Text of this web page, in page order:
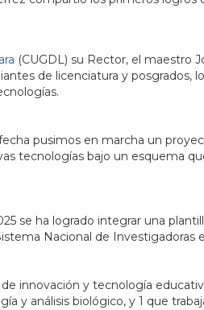
(CUGDL) su Rector, el maestro
de licenciatura y posgrados,
pusimos en marcha un
tecnologías bajo un esquema
se ha logrado integrar una
Nacional de
innovación y tecnología
y análisis biológico, y 1 que